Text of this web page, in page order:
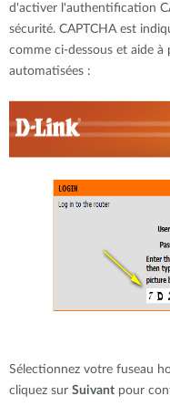
d'activer l'authentification
sécurité. CAPTCHA est
comme ci-dessous et aide
automatisées :
Sélectionnez votre fuseau
cliquez sur Suivant pour